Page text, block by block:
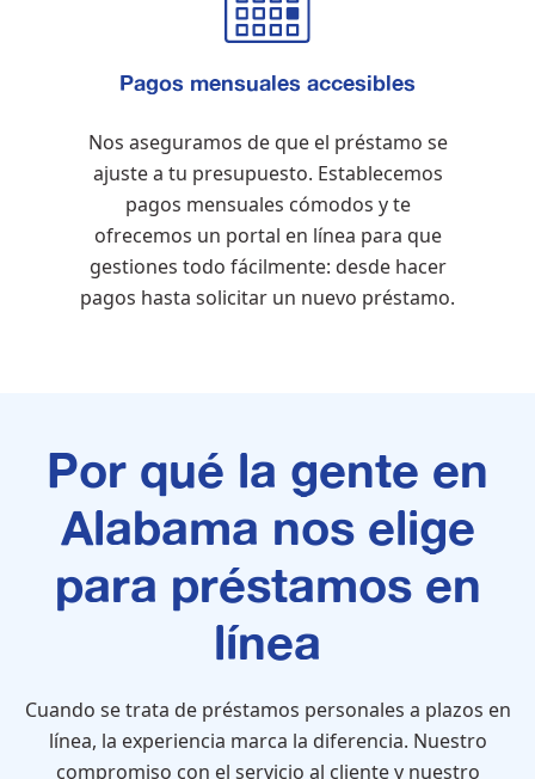
Pagos mensuales accesibles
Nos aseguramos de que el préstamo se
ajuste a tu presupuesto. Establecemos
pagos mensuales cómodos y te
ofrecemos un portal en línea para que
gestiones todo fácilmente: desde hacer
pagos hasta solicitar un nuevo préstamo.
Por qué la gente en
Alabama nos elige
para préstamos en
línea
Cuando se trata de préstamos personales a plazos en
línea, la experiencia marca la diferencia. Nuestro
compromiso con el servicio al cliente y nuestro